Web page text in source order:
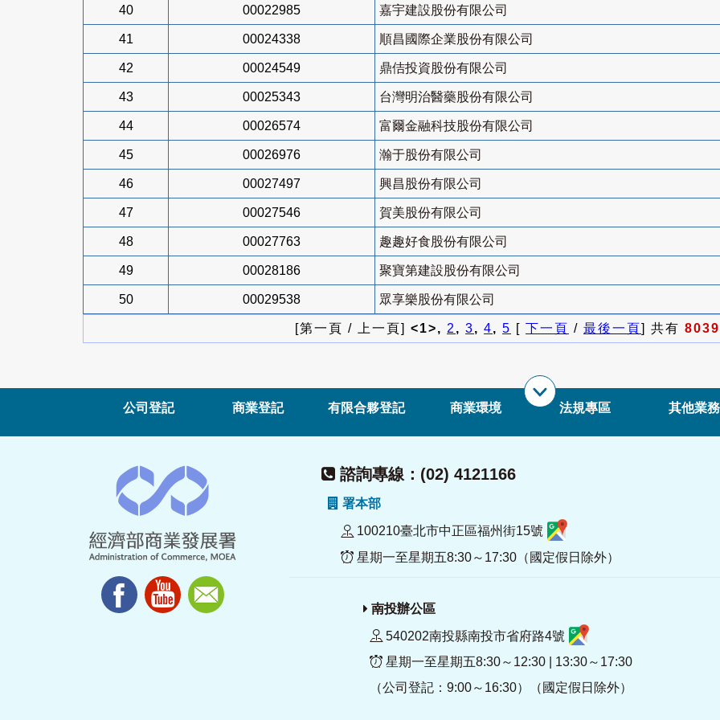
40 00022985 嘉宇建設股份有限公司
41 00024338 順昌國際企業股份有限公司
42 00024549 鼎佶投資股份有限公司
43 00025343 台灣明治醫藥股份有限公司
44 00026574 富爾金融科技股份有限公司
45 00026976 瀚于股份有限公司
46 00027497 興昌股份有限公司
47 00027546 賀美股份有限公司
48 00027763 趣趣好食股份有限公司
49 00028186 聚寶第建設股份有限公司
50 00029538 眾享樂股份有限公司
[第一頁 / 上一頁] <1>, 2, 3, 4, 5 [ 下一頁 / 最後一頁] 共有 8039
公司登記 商業登記 有限合夥登記 商業環境 法規專區 其他業務
諮詢專線：(02) 4121166
署本部
100210臺北市中正區福州街15號
星期一至星期五8:30～17:30（國定假日除外）
南投辦公區
540202南投縣南投市省府路4號
星期一至星期五8:30～12:30 | 13:30～17:30
（公司登記：9:00～16:30）（國定假日除外）